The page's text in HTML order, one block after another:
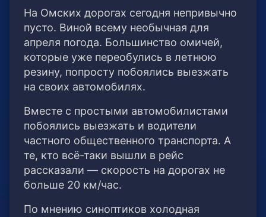
На Омских дорогах сегодня непривычно
пусто. Виной всему необычная для
апреля погода. Большинство омичей,
которые уже переобулись в летнюю
резину, попросту побоялись выезжать
на своих автомобилях.
Вместе с простыми автомобилистами
побоялись выезжать и водители
частного общественного транспорта. А
те, кто всё-таки вышли в рейс
рассказали — скорость на дорогах не
больше 20 км/час.
По мнению синоптиков холодная